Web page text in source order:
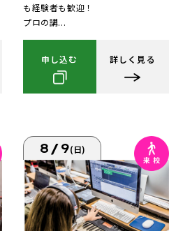
も経験者も歓迎！
プロの講...
申し込む 詳しく見る
8/9(日)